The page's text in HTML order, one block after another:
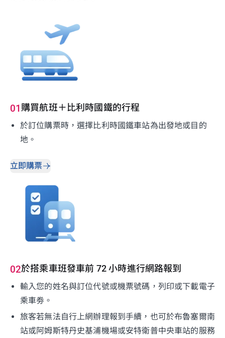
01購買航班＋比利時國鐵的行程
於訂位購票時，選擇比利時國鐵車站為出發地或目的
地。
立即購票
02於搭乘車班發車前 72 小時進行網路報到
輸入您的姓名與訂位代號或機票號碼，列印或下載電子
乘車劵。
旅客若無法自行上網辦理報到手續，也可於布魯塞爾南
站或阿姆斯特丹史基浦機場或安特衛普中央車站的服務